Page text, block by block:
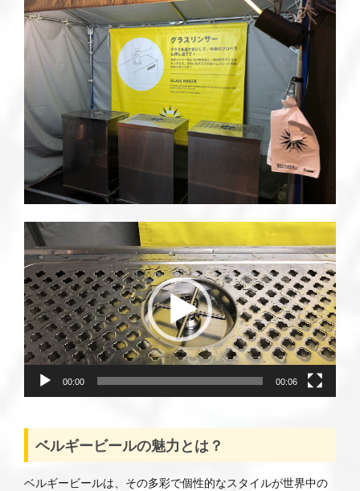
動
画
プ
レ
ー
ヤ
ー
00:00 00:06
ベルギービールの魅力とは？
ベルギービールは、その多彩で個性的なスタイルが世界中の